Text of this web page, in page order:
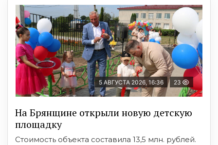
5 АВГУСТА 2026, 16:36 23
На Брянщине открыли новую детскую
площадку
Стоимость объекта составила 13,5 млн. рублей.